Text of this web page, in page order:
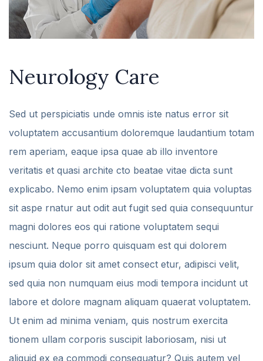
Neurology Care
Sed ut perspiciatis unde omnis iste natus error sit
voluptatem accusantium doloremque laudantium totam
rem aperiam, eaque ipsa quae ab illo inventore
veritatis et quasi archite cto beatae vitae dicta sunt
explicabo. Nemo enim ipsam voluptatem quia voluptas
sit aspe rnatur aut odit aut fugit sed quia consequuntur
magni dolores eos qui ratione voluptatem sequi
nesciunt. Neque porro quisquam est qui dolorem
ipsum quia dolor sit amet consect etur, adipisci velit,
sed quia non numquam eius modi tempora incidunt ut
labore et dolore magnam aliquam quaerat voluptatem.
Ut enim ad minima veniam, quis nostrum exercita
tionem ullam corporis suscipit laboriosam, nisi ut
aliquid ex ea commodi consequatur? Quis autem vel